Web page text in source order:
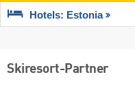
Hotels: Estonia
Skiresort-Partner